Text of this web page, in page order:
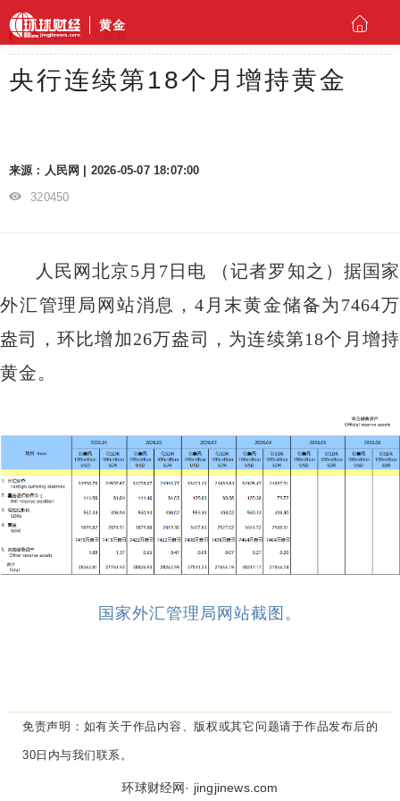
黄金
环球财经 黄金
央行连续第18个月增持黄金
来源：人民网 | 2026-05-07 18:07:00
320450
人民网北京5月7日电 （记者罗知之）据国家
外汇管理局网站消息，4月末黄金储备为7464万
盎司，环比增加26万盎司，为连续第18个月增持
黄金。
国家外汇管理局网站截图。
免责声明： 如有关于作品内容、版权或其它问题请于作品发布后的
30日内与我们联系。
环球财经网· jingjinews.com